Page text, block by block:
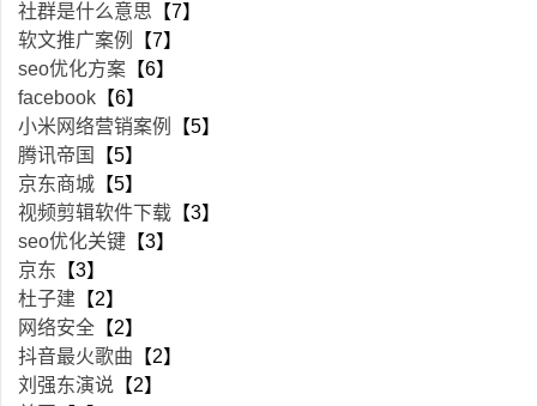
社群是什么意思 【7】
软文推广案例
【7】
seo优化方案 【6】
facebook 【6】
小米网络营销案例
【5】
腾讯帝国
【5】
京东商城 【5】
视频剪辑软件下载 【3】
seo优化关键 【3】
京东 【3】
杜子建 【2】
网络安全 【2】
抖音最火歌曲 【2】
刘强东演说 【2】